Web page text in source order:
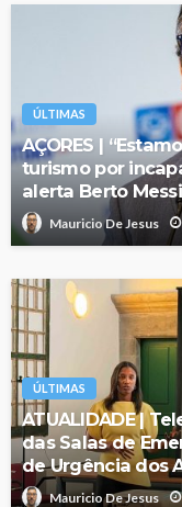
ÚLTIMAS
AÇORES |
turismo por
alerta Berto
Mauricio De Jesus
ÚLTIMAS
ATUALIDADE |
das Salas de
de Urgência dos
Mauricio De Jesus